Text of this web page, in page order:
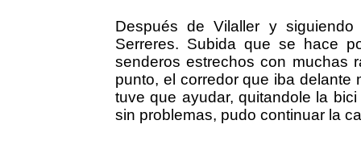
Después de Vilaller y
Serreres. Subida que se hace
senderos estrechos con muchas
punto, el corredor que iba delante
tuve que ayudar, quitandole la
sin problemas, pudo continuar la